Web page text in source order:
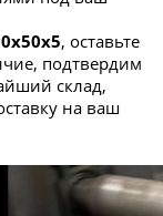
, оставьте
подтвердим
склад,
на ваш